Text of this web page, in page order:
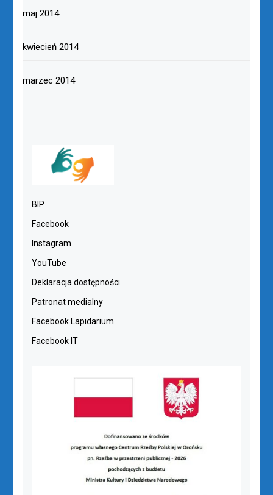
maj 2014
kwiecień 2014
marzec 2014
BIP
Facebook
Instagram
YouTube
Deklaracja dostępności
Patronat medialny
Facebook Lapidarium
Facebook IT